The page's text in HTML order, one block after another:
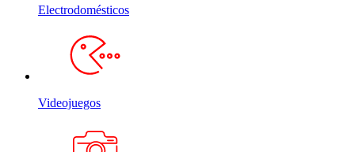
Electrodomésticos
Videojuegos